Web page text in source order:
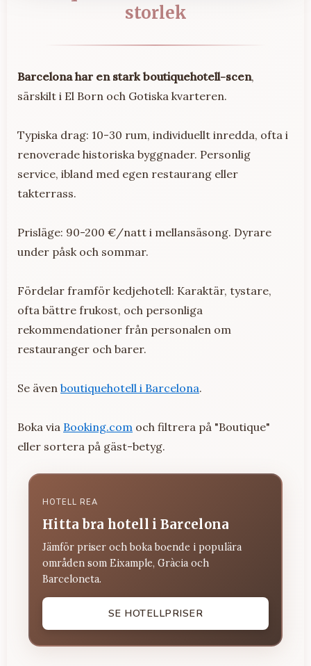
storlek
Barcelona har en stark boutiquehotell-scen,
särskilt i El Born och Gotiska kvarteren.
Typiska drag: 10-30 rum, individuellt inredda, ofta i
renoverade historiska byggnader. Personlig
service, ibland med egen restaurang eller
takterrass.
Prisläge: 90-200 €/natt i mellansäsong. Dyrare
under påsk och sommar.
Fördelar framför kedjehotell: Karaktär, tystare,
ofta bättre frukost, och personliga
rekommendationer från personalen om
restauranger och barer.
Se även boutiquehotell i Barcelona.
Boka via Booking.com och filtrera på "Boutique"
eller sortera på gäst-betyg.
HOTELL REA
Hitta bra hotell i Barcelona
Jämför priser och boka boende i populära
områden som Eixample, Gràcia och
Barceloneta.
SE HOTELLPRISER